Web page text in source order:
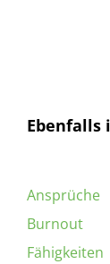
Ebenfalls
Ansprüche
Burnout
Fähigkeiten